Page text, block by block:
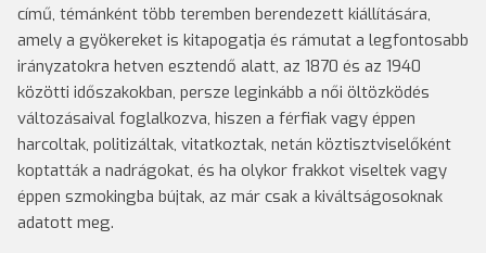
című, témánként több teremben berendezett kiállítására,
amely a gyökereket is kitapogatja és rámutat a legfontosabb
irányzatokra hetven esztendő alatt, az 1870 és az 1940
közötti időszakokban, persze leginkább a női öltözködés
változásaival foglalkozva, hiszen a férfiak vagy éppen
harcoltak, politizáltak, vitatkoztak, netán köztisztviselőként
koptatták a nadrágokat, és ha olykor frakkot viseltek vagy
éppen szmokingba bújtak, az már csak a kiváltságosoknak
adatott meg.